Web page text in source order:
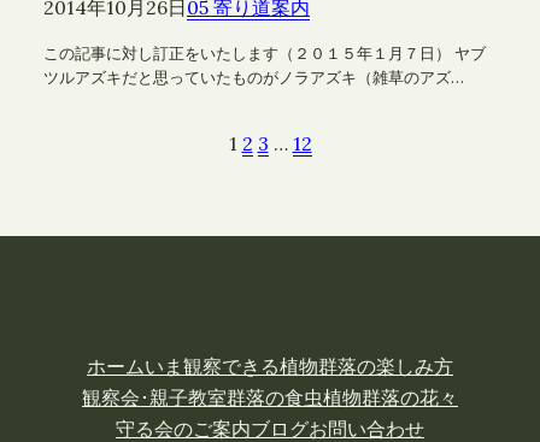
2014年10月26日05 寄り道案内
この記事に対し訂正をいたします（２０１５年１月７日） ヤブ
ツルアズキだと思っていたものがノラアズキ（雑草のアズ…
1 2 3 … 12
ホームいま観察できる植物群落の楽しみ方
観察会･親子教室群落の食虫植物群落の花々
守る会のご案内ブログお問い合わせ